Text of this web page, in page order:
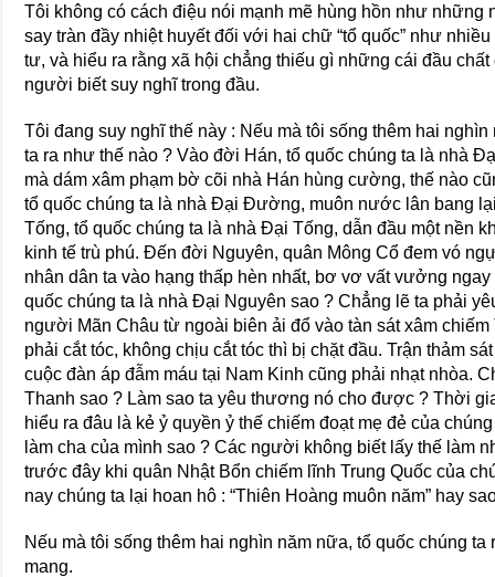
Tôi không có cách điệu nói mạnh mẽ hùng hồn như
say tràn đầy nhiệt huyết đối với hai chữ “tổ quốc” như
tư, và hiểu ra rằng xã hội chẳng thiếu gì những cái đầu
người biết suy nghĩ trong đầu.
Tôi đang suy nghĩ thế này : Nếu mà tôi sống thêm hai
ta ra như thế nào ? Vào đời Hán, tổ quốc chúng ta là nhà
mà dám xâm phạm bờ cõi nhà Hán hùng cường, thế nào
tổ quốc chúng ta là nhà Đại Đường, muôn nước lân bang
Tống, tổ quốc chúng ta là nhà Đại Tống, dẫn đầu một nền
kinh tế trù phú. Đến đời Nguyên, quân Mông Cổ đem vó
nhân dân ta vào hạng thấp hèn nhất, bơ vơ vất vưởng
quốc chúng ta là nhà Đại Nguyên sao ? Chẳng lẽ ta phải
người Mãn Châu từ ngoài biên ải đổ vào tàn sát xâm
phải cắt tóc, không chịu cắt tóc thì bị chặt đầu. Trận thảm
cuộc đàn áp đẫm máu tại Nam Kinh cũng phải nhạt nhòa.
Thanh sao ? Làm sao ta yêu thương nó cho được ? Thời
hiểu ra đâu là kẻ ỷ quyền ỷ thế chiếm đoạt mẹ đẻ của
làm cha của mình sao ? Các người không biết lấy thế làm
trước đây khi quân Nhật Bổn chiếm lĩnh Trung Quốc của
nay chúng ta lại hoan hô : “Thiên Hoàng muôn năm” hay
Nếu mà tôi sống thêm hai nghìn năm nữa, tổ quốc chúng
mang.